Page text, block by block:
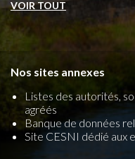
VOIR TOUT
Nos sites annexes
Listes des autorités,
agréés
Banque de données
Site CESNI dédié aux